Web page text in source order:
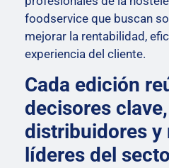
foodservice que buscan
mejorar la rentabilidad,
experiencia del cliente.
Cada edición
decisores
distribuidores y
líderes del